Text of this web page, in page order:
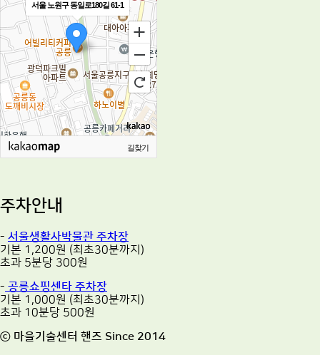
서울 노원구 동일로180길 61-1
길찾기
주차안내
- 서울생활사박물관 주차장
기본 1,200원 (최초30분까지)
초과 5분당 300원
- 공릉쇼핑센타 주차장
기본 1,000원 (최초30분까지)
초과 10분당 500원
ⓒ 마을기술센터 핸즈 Since 2014